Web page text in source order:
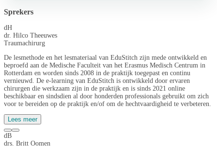
Sprekers
dH
dr. Hilco Theeuwes
Traumachirurg
De lesmethode en het lesmateriaal van EduStitch zijn mede ontwikkeld en
beproefd aan de Medische Faculteit van het Erasmus Medisch Centrum in
Rotterdam en worden sinds 2008 in de praktijk toegepast en continu
vernieuwd. De e-learning van EduStitch is ontwikkeld door ervaren
chirurgen die werkzaam zijn in de praktijk en is sinds 2021 online
beschikbaar en sindsdien al door honderden professionals gebruikt om zich
voor te bereiden op de praktijk en/of om de hechtvaardigheid te verbeteren.
Lees meer
dB
drs. Britt Oomen